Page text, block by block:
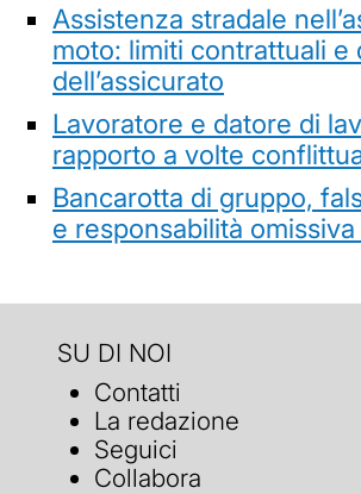
Assistenza stradale
moto: limiti contrattuali e
dell’assicurato
Lavoratore e datore di
rapporto a volte
Bancarotta di gruppo,
e responsabilità
SU DI NOI
Contatti
La redazione
Seguici
Collabora